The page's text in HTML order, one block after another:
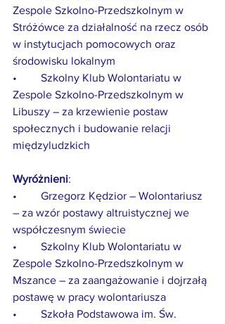
Zespole Szkolno-Przedszkolnym w
Stróżówce za działalność na rzecz osób
w instytucjach pomocowych oraz
środowisku lokalnym
•	Szkolny Klub Wolontariatu w
Zespole Szkolno-Przedszkolnym w
Libuszy – za krzewienie postaw
społecznych i budowanie relacji
międzyludzkich
Wyróżnieni:
•	Grzegorz Kędzior – Wolontariusz
– za wzór postawy altruistycznej we
współczesnym świecie
•	Szkolny Klub Wolontariatu w
Zespole Szkolno-Przedszkolnym w
Mszance – za zaangażowanie i dojrzałą
postawę w pracy wolontariusza
•	Szkoła Podstawowa im. Św.